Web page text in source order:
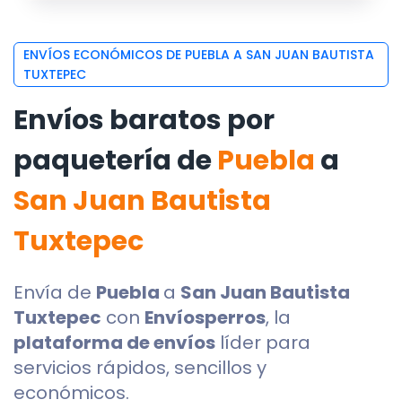
ENVÍOS ECONÓMICOS DE PUEBLA A SAN JUAN BAUTISTA
TUXTEPEC
Envíos baratos por
paquetería dePuebla a
San Juan Bautista
Tuxtepec
Envía de Puebla a San Juan Bautista
Tuxtepec con Envíosperros, la
plataforma de envíos líder para
servicios rápidos, sencillos y
económicos.